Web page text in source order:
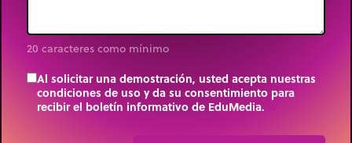
20 caracteres como mínimo
Al solicitar una demostración, usted acepta nuestras
condiciones de uso y da su consentimiento para
recibir el boletín informativo de EduMedia.